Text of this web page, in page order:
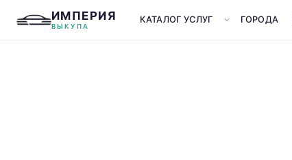
ИМПЕРИЯ
ВЫКУПА
КАТАЛОГ УСЛУГ ГОРОДА